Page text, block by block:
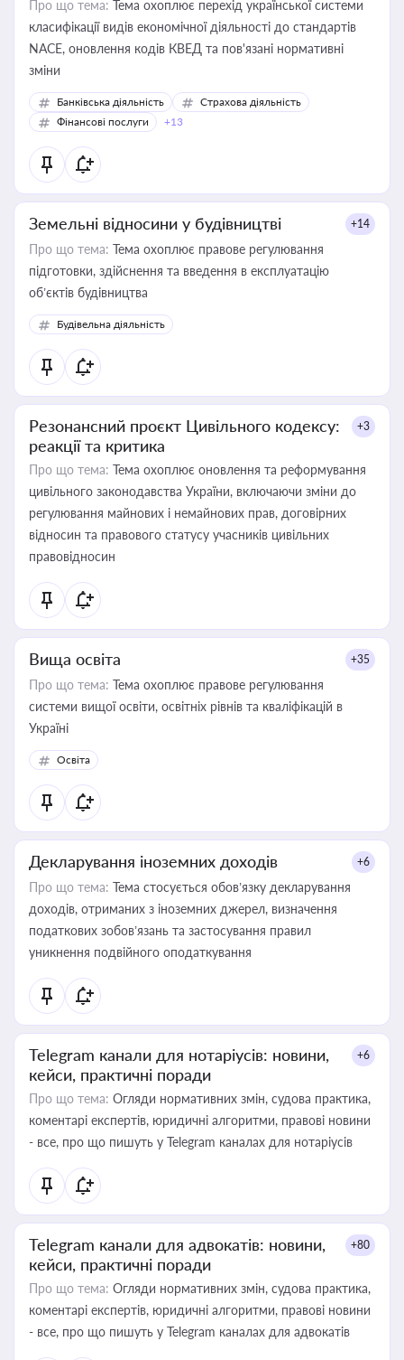
Про що тема: Тема охоплює перехід української системи
класифікації видів економічної діяльності до стандартів
NACE, оновлення кодів КВЕД та пов'язані нормативні
зміни
Банківська діяльність
Страхова діяльність
Фінансові послуги
+13
Земельні відносини у будівництві +14
Про що тема: Тема охоплює правове регулювання
підготовки, здійснення та введення в експлуатацію
об’єктів будівництва
Будівельна діяльність
Резонансний проєкт Цивільного кодексу:
реакції та критика
+3
Про що тема: Тема охоплює оновлення та реформування
цивільного законодавства України, включаючи зміни до
регулювання майнових і немайнових прав, договірних
відносин та правового статусу учасників цивільних
правовідносин
Вища освіта +35
Про що тема: Тема охоплює правове регулювання
системи вищої освіти, освітніх рівнів та кваліфікацій в
Україні
Освіта
Декларування іноземних доходів +6
Про що тема: Тема стосується обов’язку декларування
доходів, отриманих з іноземних джерел, визначення
податкових зобов’язань та застосування правил
уникнення подвійного оподаткування
Telegram канали для нотаріусів: новини,
кейси, практичні поради
+6
Про що тема: Огляди нормативних змін, судова практика,
коментарі експертів, юридичні алгоритми, правові новини
- все, про що пишуть у Telegram каналах для нотаріусів
Telegram канали для адвокатів: новини,
кейси, практичні поради
+80
Про що тема: Огляди нормативних змін, судова практика,
коментарі експертів, юридичні алгоритми, правові новини
- все, про що пишуть у Telegram каналах для адвокатів